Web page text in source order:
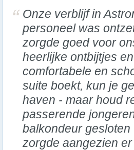
Onze verblijf in
personeel was
zorgde goed voor
heerlijke ontbijtjes
comfortabele en
suite boekt, kun je
haven - maar houd
passerende
balkondeur
zorgde aangezien